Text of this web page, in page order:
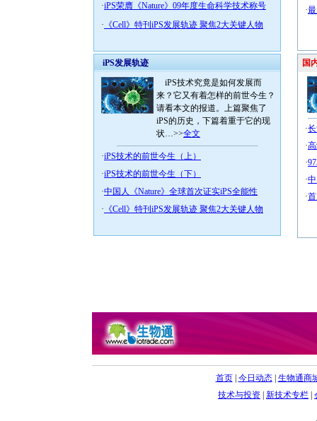
·iPS荣膺《Nature》09年度生命科学技术称号
· 《Cell》特刊iPS发展轨迹 聚焦2大关键人物
iPS发展轨迹
iPS技术究竟是如何发展而
来？它又有着怎样的前世今生？
请看本文的报道。上篇聚焦了
iPS的历史，下篇着重于它的现
状…>>全文
·iPS技术的前世今生（上）
·iPS技术的前世今生（下）
·中国人《Nature》全球首次证实iPS全能性
· 《Cell》特刊iPS发展轨迹 聚焦2大关键人物
·
国
·
·
·
·
·
首页| 今日动态| 生物通商
技术与投资 新技术专栏